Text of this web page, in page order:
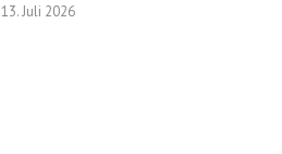
13. Juli 2026